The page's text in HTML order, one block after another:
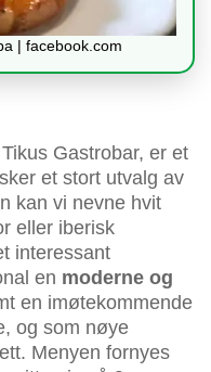
| facebook.com
Gastrobar, er et
et stort utvalg av
kan vi nevne hvit
eller iberisk
interessant
en moderne og
en imøtekommende
og som nøye
Menyen fornyes